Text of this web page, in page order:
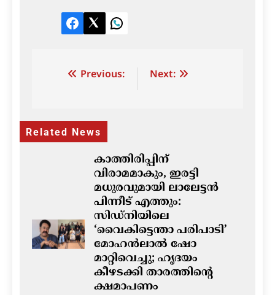
Facebook
TwitterLinkedIn
Post Previous: Next:
Related News
കാത്തിരിപ്പിന്
വിരാമമാകും, ഇരട്ടി
മധുരവുമായി ലാലേട്ടൻ
പിന്നീട് എത്തും:
സിഡ്നിയിലെ
‘വൈകിട്ടെന്താ പരിപാടി’
മോഹൻലാൽ ഷോ
മാറ്റിവെച്ചു; ഹൃദയം
കീഴടക്കി താരത്തിന്റെ
ക്ഷമാപണം